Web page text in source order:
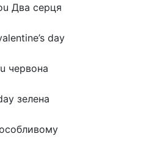
Два серця
day
червона
зелена